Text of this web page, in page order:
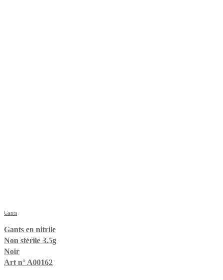
Gants
Gants en nitrile
Non stérile 3.5g
Noir
Art n° A00162